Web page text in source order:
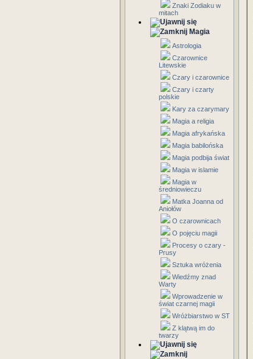
Znaki Zodiaku w
mitach
Magia
Astrologia
Czarownice
Litewskie
Czary i czarownice
Czary i czarty
polskie
Kary za czarymary
Magia a religia
Magia afrykańska
Magia babilońska
Magia podbija świat
Magia w islamie
Magia w
średniowieczu
Matka Joanna od
Aniołów
O czarownicach
O pojęciu magii
Procesy o czary -
Prusy
Sztuka wróżenia
Wiedźmy znad
Warty
Wprowadzenie w
świat czarnej magii
Wróżbiarstwo w ST
Z klątwą im do
twarzy